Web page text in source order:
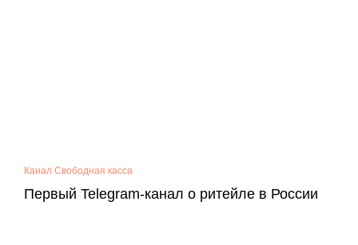
Канал Свободная касса
Первый Telegram-канал о ритейле в России